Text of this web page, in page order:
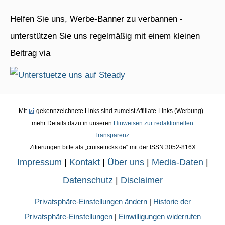
Helfen Sie uns, Werbe-Banner zu verbannen -
unterstützen Sie uns regelmäßig mit einem kleinen
Beitrag via
Mit
gekennzeichnete Links sind zumeist Affiliate-Links (Werbung) -
mehr Details dazu in unseren Hinweisen zur redaktionellen
Transparenz.
Zitierungen bitte als „cruisetricks.de“ mit der ISSN 3052-816X
Impressum Kontakt| Über uns| Media-Daten
Datenschutz| Disclaimer
Privatsphäre-Einstellungen ändern| Historie der
Privatsphäre-Einstellungen| Einwilligungen widerrufen